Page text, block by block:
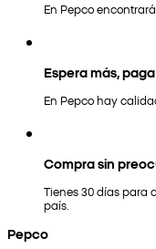
En Pepco
Espera más,
En Pepco hay
Compra sin
Tienes 30 días para
país.
Pepco